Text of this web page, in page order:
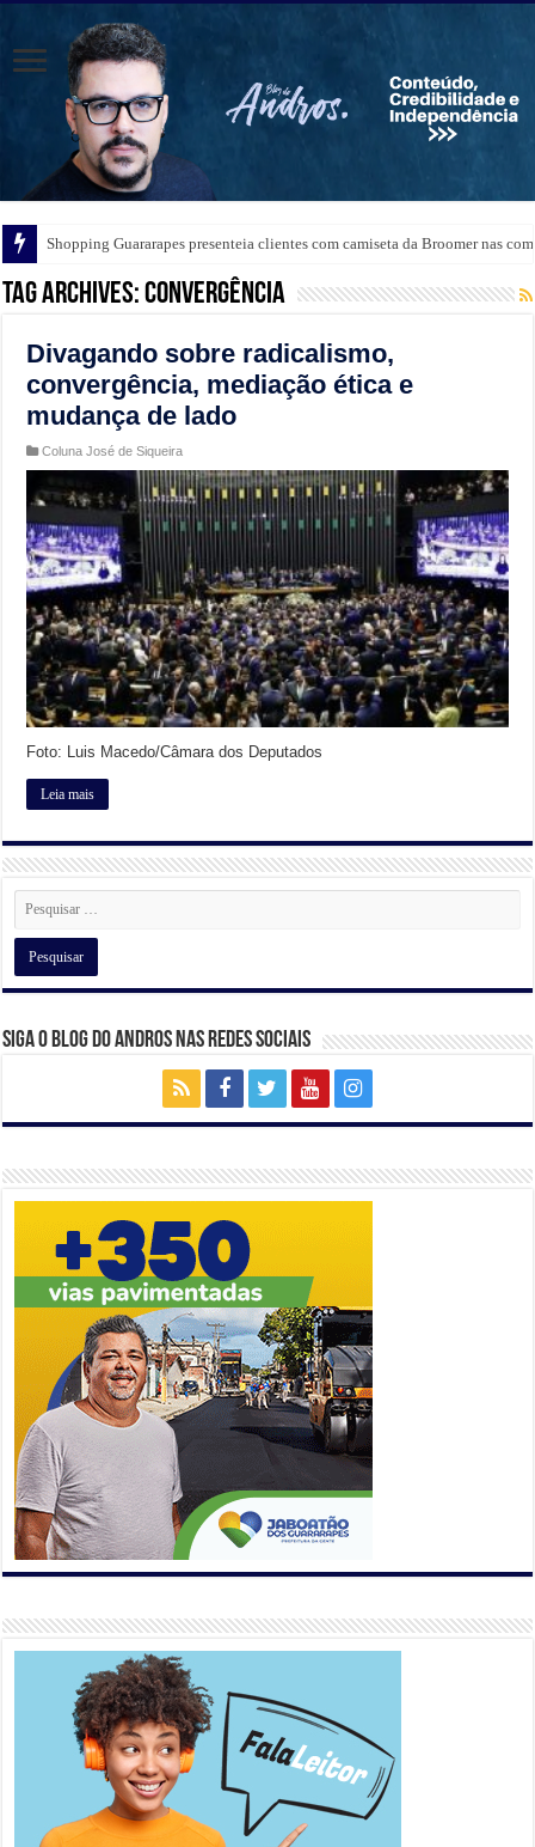
Shopping Guararapes presenteia clientes com camiseta da Broomer nas
Tag Archives:convergência
Divagando sobre radicalismo,
convergência, mediação ética e
mudança de lado
Coluna José de Siqueira
Foto: Luis Macedo/Câmara dos Deputados
Leia mais
Siga o Blog do Andros nas Redes Sociais